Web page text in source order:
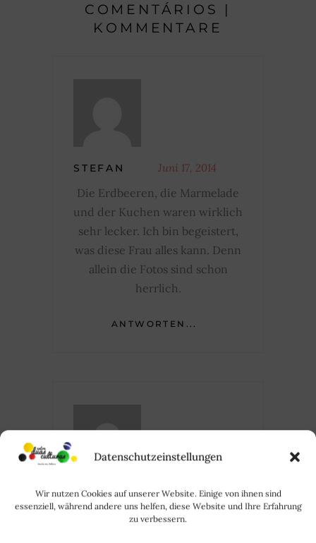
Datenschutzeinstellungen
Wir nutzen Cookies auf unserer Website. Einige von ihnen sind
essenziell, während andere uns helfen, diese Website und Ihre Erfahrung
zu verbessern.
COMENTÁRIOS |
KOMMENTARE
STEFAN Juni 17, 2014
Die Erdbeeren, die Marmelade
und der Kuchen waren wirklich
sehr lecker. Ich bin begeistert,
was diese Frau alles kann. Denn
allein die Fotos sind schon
herrlich.
ANTWORTEN...
SANNA Juni 23, 2014
Liebe Rode,